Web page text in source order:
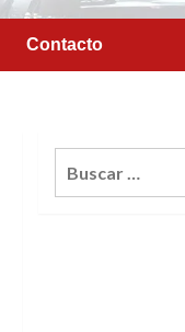
Contacto